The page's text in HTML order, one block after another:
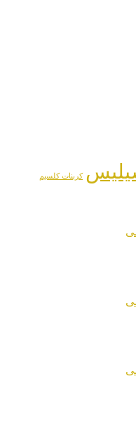
کربنات کلسیم